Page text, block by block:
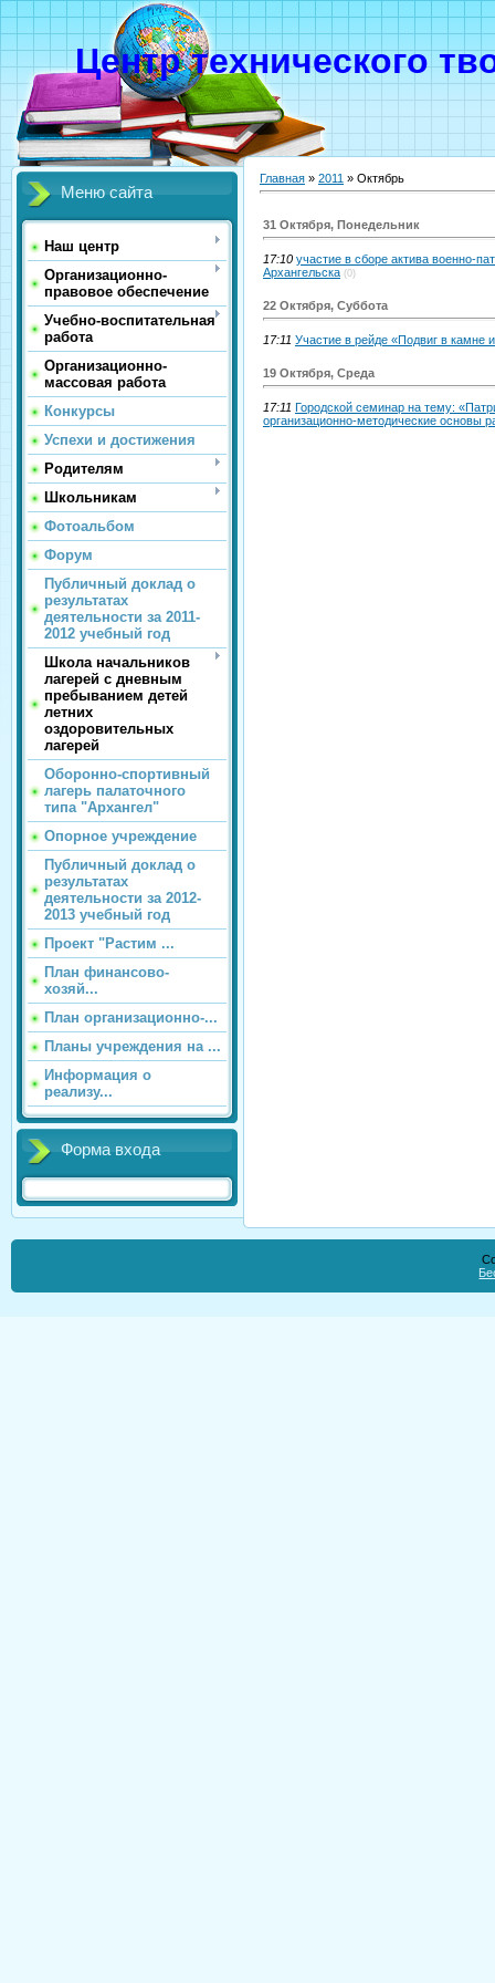
Центр технического
Меню сайта
Наш центр
Организационно-
правовое обеспечение
Учебно-воспитательная
работа
Организационно-
массовая работа
Конкурсы
Успехи и достижения
Родителям
Школьникам
Фотоальбом
Форум
Публичный доклад о
результатах
деятельности за 2011-
2012 учебный год
Школа начальников
лагерей с дневным
пребыванием детей
летних
оздоровительных
лагерей
Оборонно-спортивный
лагерь палаточного
типа "Архангел"
Опорное учреждение
Публичный доклад о
результатах
деятельности за 2012-
2013 учебный год
Проект "Растим ...
План финансово-
хозяй...
План организационно-...
Планы учреждения на ...
Информация о
реализу...
Форма входа
Главная » 2011 » Октябрь
31 Октября, Понедельник
17:10 участие в сборе актива военно-
Архангельска (0)
22 Октября, Суббота
17:11 Участие в рейде «Подвиг в камне
19 Октября, Среда
17:11 Городской семинар на тему:
организационно-методические основы